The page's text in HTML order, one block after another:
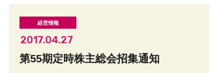
2017.04.27
第55期定時株主総会招集通知